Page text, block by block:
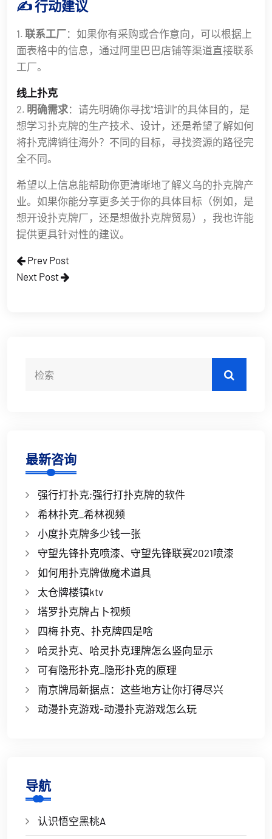
✍️ 行动建议
1. 联系工厂：如果你有采购或合作意向，可以根据上
面表格中的信息，通过阿里巴巴店铺等渠道直接联系
工厂。
线上扑克
2. 明确需求：请先明确你寻找“培训”的具体目的，是
想学习扑克牌的生产技术、设计，还是希望了解如何
将扑克牌销往海外？不同的目标，寻找资源的路径完
全不同。
希望以上信息能帮助你更清晰地了解义乌的扑克牌产
业。如果你能分享更多关于你的具体目标（例如，是
想开设扑克牌厂，还是想做扑克牌贸易），我也许能
提供更具针对性的建议。
Prev Post
Next Post
最新咨询
强行打扑克;强行打扑克牌的软件
希林扑克_希林视频
小度扑克牌多少钱一张
守望先锋扑克喷漆、守望先锋联赛2021喷漆
如何用扑克牌做魔术道具
太仓牌楼镇ktv
塔罗扑克牌占卜视频
四梅 扑克、扑克牌四是啥
哈灵扑克、哈灵扑克理牌怎么竖向显示
可有隐形扑克_隐形扑克的原理
南京牌局新据点：这些地方让你打得尽兴
动漫扑克游戏-动漫扑克游戏怎么玩
导航
认识悟空黑桃A